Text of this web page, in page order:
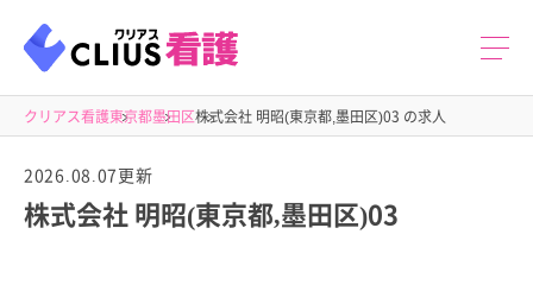
クリアス看護東京都墨田区株式会社 明昭(東京都,墨田区)03 の求人
2026.08.07更新
株式会社 明昭(東京都,墨田区)03